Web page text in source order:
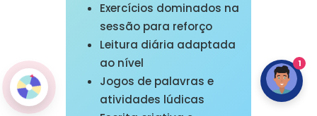
Exercícios dominados na
sessão para reforço
Leitura diária adaptada
ao nível
Jogos de palavras e
atividades lúdicas
1